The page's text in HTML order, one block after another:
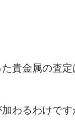
貴金属の査
わるわけです